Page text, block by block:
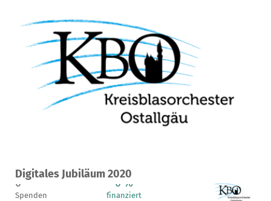
Digitales Jubiläum 2020
Ein Projekt in Marktoberdorf, Deutschland
0
Spenden
0 %
finanziert
9.000 €
fehlen noch